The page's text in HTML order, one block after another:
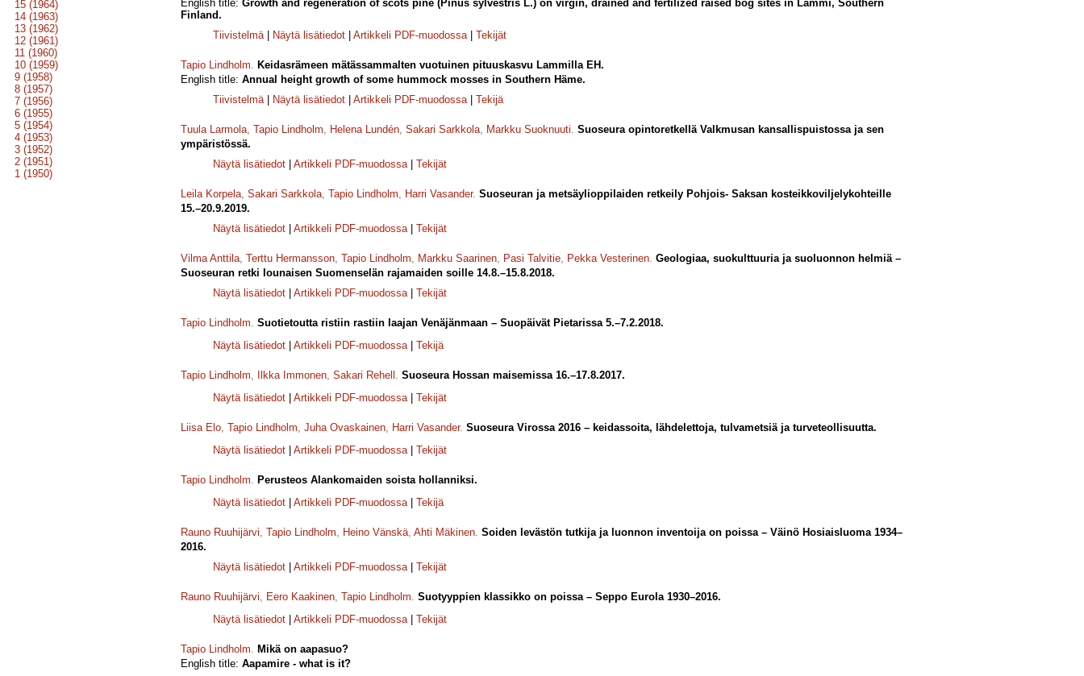
15 (1964)
14 (1963)
13 (1962)
12 (1961)
11 (1960)
10 (1959)
9 (1958)
8 (1957)
7 (1956)
6 (1955)
5 (1954)
4 (1953)
3 (1952)
2 (1951)
1 (1950)
English title: Growth and regeneration of scots pine (Pinus sylvestris L.) on virgin, drained and fertilized raised bog sites in Lammi, Southern
Finland.
Tiivistelmä| Näytä lisätiedot Artikkeli PDF-muodossa| Tekijät
Tapio Lindholm. Keidasrämeen mätässammalten vuotuinen pituuskasvu Lammilla EH.
English title: Annual height growth of some hummock mosses in Southern Häme.
Tiivistelmä| Näytä lisätiedot Artikkeli PDF-muodossa| Tekijä
Tuula Larmola, Tapio Lindholm, Helena Lundén, Sakari Sarkkola, Markku Suoknuuti. Suoseura opintoretkellä Valkmusan kansallispuistossa ja sen
ympäristössä.
Näytä lisätiedot
Artikkeli PDF-muodossa| Tekijät
Leila Korpela, Sakari Sarkkola, Tapio Lindholm, Harri Vasander. Suoseuran ja metsäylioppilaiden retkeily Pohjois- Saksan kosteikkoviljelykohteille
15.–20.9.2019.
Näytä lisätiedot
Artikkeli PDF-muodossa| Tekijät
Vilma Anttila, Terttu Hermansson, Tapio Lindholm, Markku Saarinen, Pasi Talvitie, Pekka Vesterinen. Geologiaa, suokulttuuria ja suoluonnon helmiä –
Suoseuran retki lounaisen Suomenselän rajamaiden soille 14.8.–15.8.2018.
Näytä lisätiedot
Artikkeli PDF-muodossa| Tekijät
Tapio Lindholm. Suotietoutta ristiin rastiin laajan Venäjänmaan – Suopäivät Pietarissa 5.–7.2.2018.
Näytä lisätiedot
Artikkeli PDF-muodossa| Tekijä
Tapio Lindholm, Ilkka Immonen, Sakari Rehell . Suoseura Hossan maisemissa 16.–17.8.2017.
Näytä lisätiedot
Artikkeli PDF-muodossa| Tekijät
Liisa Elo, Tapio Lindholm, Juha Ovaskainen, Harri Vasander. Suoseura Virossa 2016 – keidassoita, lähdelettoja, tulvametsiä ja turveteollisuutta.
Näytä lisätiedot
Artikkeli PDF-muodossa| Tekijät
Tapio Lindholm. Perusteos Alankomaiden soista hollanniksi.
Näytä lisätiedot
Artikkeli PDF-muodossa| Tekijä
Rauno Ruuhijärvi, Tapio Lindholm, Heino Vänskä, Ahti Mäkinen. Soiden levästön tutkija ja luonnon inventoija on poissa – Väinö Hosiaisluoma 1934–
2016.
Näytä lisätiedot
Artikkeli PDF-muodossa| Tekijät
Rauno Ruuhijärvi, Eero Kaakinen, Tapio Lindholm. Suotyyppien klassikko on poissa – Seppo Eurola 1930–2016.
Näytä lisätiedot
Artikkeli PDF-muodossa| Tekijät
Tapio Lindholm. Mikä on aapasuo?
English title: Aapamire - what is it?